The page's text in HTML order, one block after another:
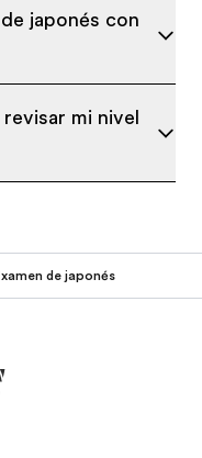
japonés con
mi nivel
de japonés